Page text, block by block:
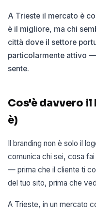
A Trieste il mercato è
è il migliore, ma chi
città dove il settore
particolarmente attivo
sente.
Cos'è davvero il
è)
Il branding non è solo il
comunica chi sei, cosa
— prima che il cliente ti
del tuo sito, prima che
A Trieste, in un mercato